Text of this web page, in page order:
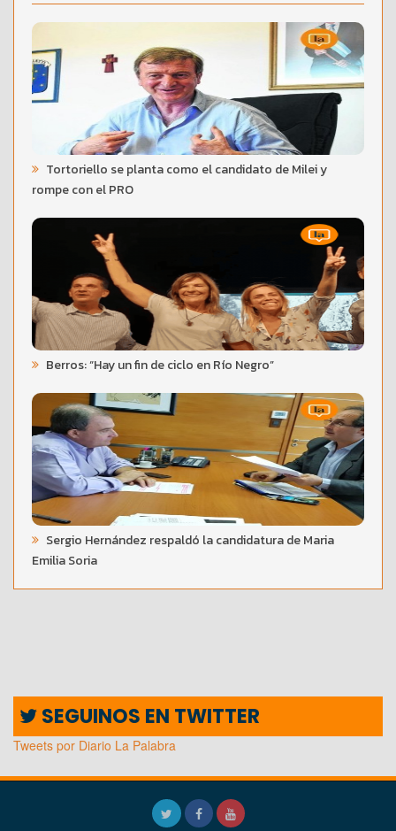
Tortoriello se planta como el candidato de Milei y
rompe con el PRO
Berros: “Hay un fin de ciclo en Río Negro”
Sergio Hernández respaldó la candidatura de Maria
Emilia Soria
SEGUINOS EN TWITTER
Tweets por Diario La Palabra